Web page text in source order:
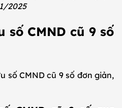
2025
số CMND cũ 9 số
số CMND cũ 9 số đơn giản,